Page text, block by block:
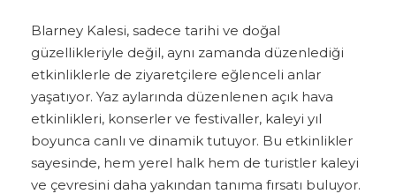
Blarney Kalesi, sadece tarihi ve doğal
güzellikleriyle değil, aynı zamanda düzenlediği
etkinliklerle de ziyaretçilere eğlenceli anlar
yaşatıyor. Yaz aylarında düzenlenen açık hava
etkinlikleri, konserler ve festivaller, kaleyi yıl
boyunca canlı ve dinamik tutuyor. Bu etkinlikler
sayesinde, hem yerel halk hem de turistler kaleyi
ve çevresini daha yakından tanıma fırsatı buluyor.